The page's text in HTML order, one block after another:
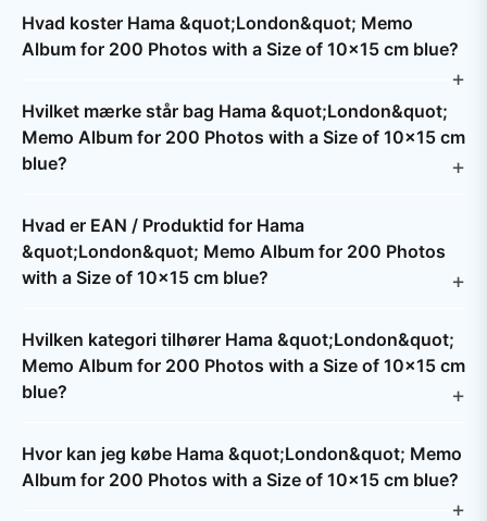
Hvad koster Hama &quot;London&quot; Memo
Album for 200 Photos with a Size of 10x15 cm blue?
Hvilket mærke står bag Hama &quot;London&quot;
Memo Album for 200 Photos with a Size of 10x15 cm
blue?
Hvad er EAN / Produktid for Hama
&quot;London&quot; Memo Album for 200 Photos
with a Size of 10x15 cm blue?
Hvilken kategori tilhører Hama &quot;London&quot;
Memo Album for 200 Photos with a Size of 10x15 cm
blue?
Hvor kan jeg købe Hama &quot;London&quot; Memo
Album for 200 Photos with a Size of 10x15 cm blue?